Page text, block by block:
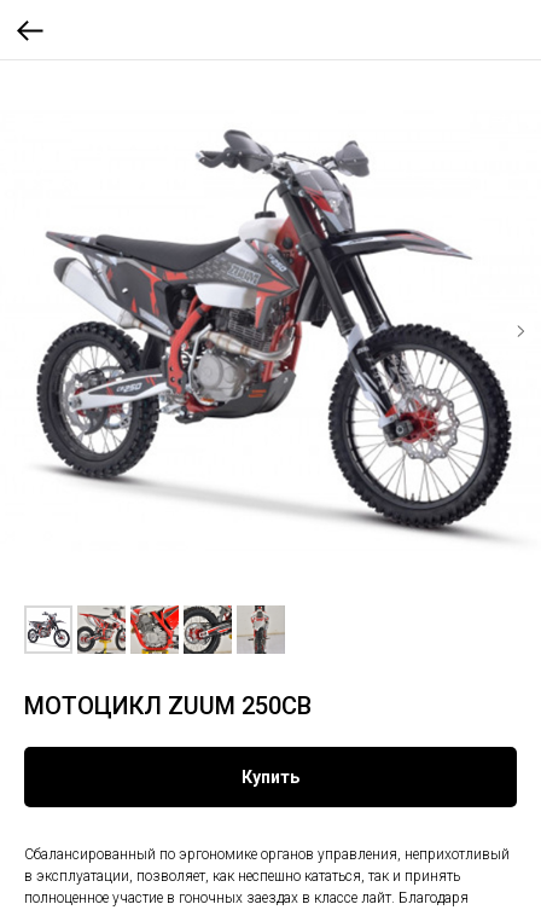
МОТОЦИКЛ ZUUM 250CB
Купить
Сбалансированный по эргономике органов управления, неприхотливый
в эксплуатации, позволяет, как неспешно кататься, так и принять
полноценное участие в гоночных заездах в классе лайт. Благодаря